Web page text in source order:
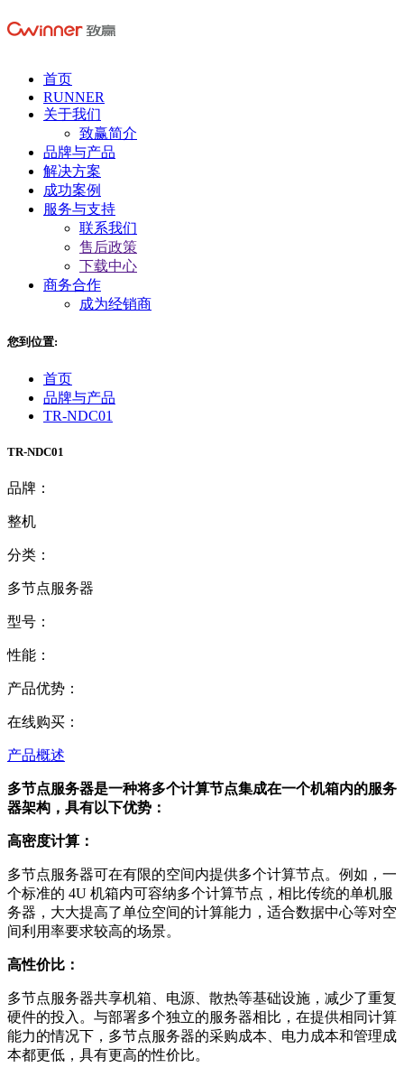
首页
RUNNER
关于我们
致赢简介
品牌与产品
解决方案
成功案例
服务与支持
联系我们
售后政策
下载中心
商务合作
成为经销商
您到位置:
首页
品牌与产品
TR-NDC01
TR-NDC01
品牌：
整机
分类：
多节点服务器
型号：
性能：
产品优势：
在线购买：
产品概述
多节点服务器是一种将多个计算节点集成在一个机箱内的服务
器架构，具有以下优势：
高密度计算：
多节点服务器可在有限的空间内提供多个计算节点。例如，一
个标准的 4U 机箱内可容纳多个计算节点，相比传统的单机服
务器，大大提高了单位空间的计算能力，适合数据中心等对空
间利用率要求较高的场景。
高性价比：
多节点服务器共享机箱、电源、散热等基础设施，减少了重复
硬件的投入。与部署多个独立的服务器相比，在提供相同计算
能力的情况下，多节点服务器的采购成本、电力成本和管理成
本都更低，具有更高的性价比。